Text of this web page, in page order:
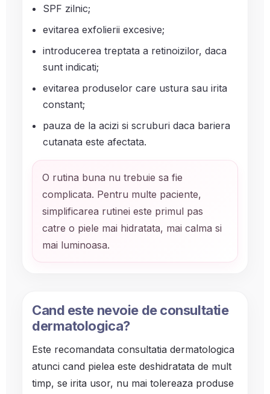
SPF zilnic;
evitarea exfolierii excesive;
introducerea treptata a retinoizilor, daca
sunt indicati;
evitarea produselor care ustura sau irita
constant;
pauza de la acizi si scruburi daca bariera
cutanata este afectata.
O rutina buna nu trebuie sa fie
complicata. Pentru multe paciente,
simplificarea rutinei este primul pas
catre o piele mai hidratata, mai calma si
mai luminoasa.
Cand este nevoie de consultatie
dermatologica?
Este recomandata consultatia dermatologica
atunci cand pielea este deshidratata de mult
timp, se irita usor, nu mai tolereaza produse